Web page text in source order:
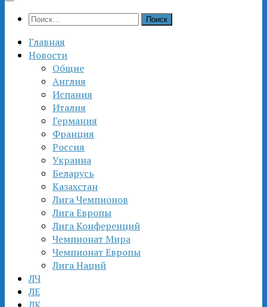
Найти:
Главная
Новости
Общие
Англия
Испания
Италия
Германия
Франция
Россия
Украина
Беларусь
Казахстан
Лига Чемпионов
Лига Европы
Лига Конференций
Чемпионат Мира
Чемпионат Европы
Лига Наций
ЛЧ
ЛЕ